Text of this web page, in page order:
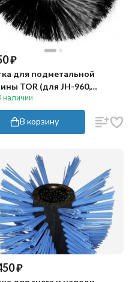
₽
для подметальной
TOR (для JH-960,
наличии
В корзину
₽